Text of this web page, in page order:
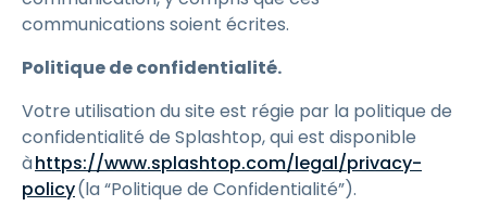
communications soient écrites.
Politique de confidentialité.
Votre utilisation du site est régie par la politique de
confidentialité de Splashtop, qui est disponible
àhttps://www.splashtop.com/legal/privacy-
policy(la “Politique de Confidentialité”).